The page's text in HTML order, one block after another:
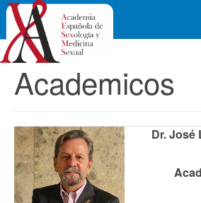
Academicos
Dr.